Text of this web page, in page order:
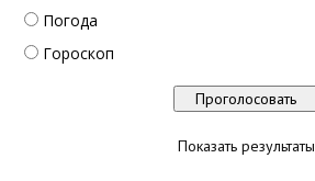
Погода
Гороскоп
Показать результаты